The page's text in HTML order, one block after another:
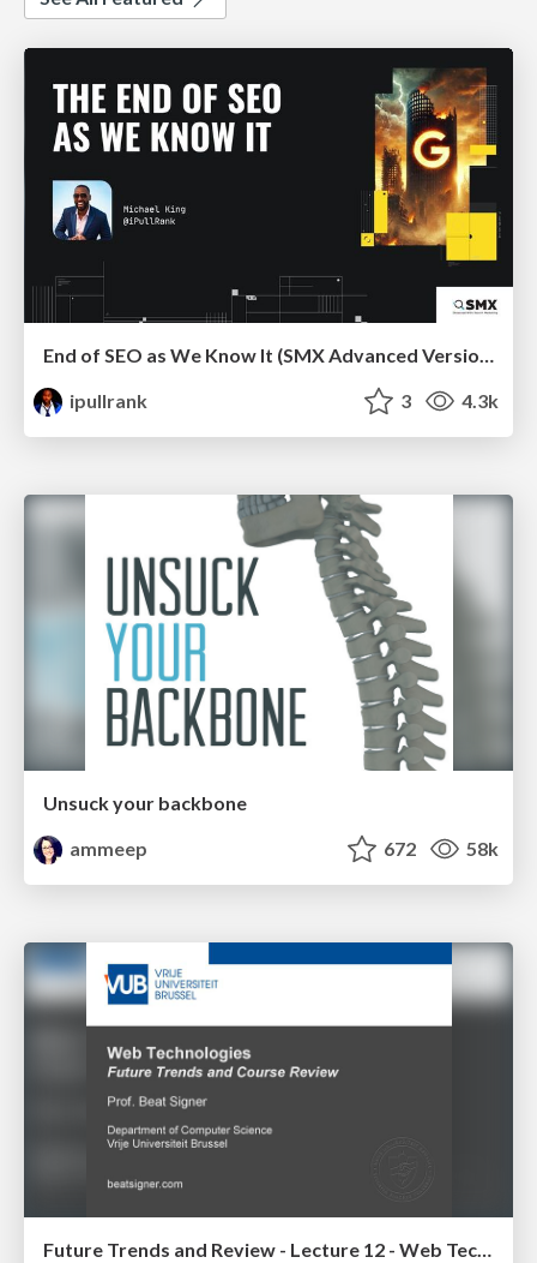
End of SEO as We Know It (SMX Advanced Version)
ipullrank
3 4.3k
Unsuck your backbone
ammeep
672 58k
Future Trends and Review - Lecture 12 - Web Technologies (1019888BNR)